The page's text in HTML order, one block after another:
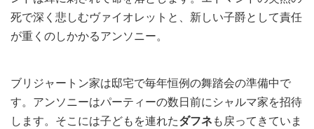
死で深く悲しむヴァイオレットと、新しい子爵として責任
が重くのしかかるアンソニー。
ブリジャートン家は邸宅で毎年恒例の舞踏会の準備中で
す。アンソニーはパーティーの数日前にシャルマ家を招待
します。そこには子どもを連れたダフネ も戻ってきていま